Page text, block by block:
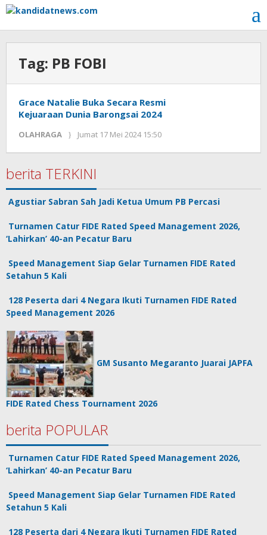
Lewati
konten
Tag: PB FOBI
Grace Natalie Buka Secara Resmi
Kejuaraan Dunia Barongsai 2024
OLAHRAGA Jumat 17 Mei 2024 15:50
berita TERKINI
Agustiar Sabran Sah Jadi Ketua Umum PB Percasi
Turnamen Catur FIDE Rated Speed Management 2026,
‘Lahirkan’ 40-an Pecatur Baru
Speed Management Siap Gelar Turnamen FIDE Rated
Setahun 5 Kali
128 Peserta dari 4 Negara Ikuti Turnamen FIDE Rated
Speed Management 2026
GM Susanto Megaranto Juarai JAPFA
FIDE Rated Chess Tournament 2026
berita POPULAR
Turnamen Catur FIDE Rated Speed Management 2026,
‘Lahirkan’ 40-an Pecatur Baru
Speed Management Siap Gelar Turnamen FIDE Rated
Setahun 5 Kali
128 Peserta dari 4 Negara Ikuti Turnamen FIDE Rated